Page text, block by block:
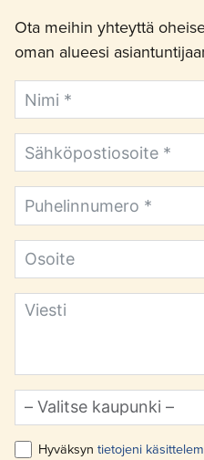
Ota meihin yhteyttä
oman alueesi
Hyväksyn tietojeni